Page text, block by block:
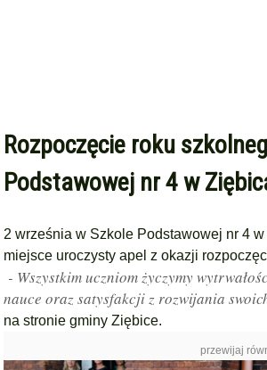
Rozpoczęcie roku
Podstawowej nr 4 w
2 września w Szkole Podstawowej nr 4 w
miejsce uroczysty apel z okazji
- Wszystkim uczniom życzymy
nauce oraz satysfakcji z rozwijania
na stronie gminy Ziębice.
przewijaj